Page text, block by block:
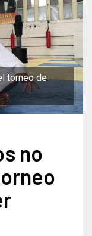
torneo de
no